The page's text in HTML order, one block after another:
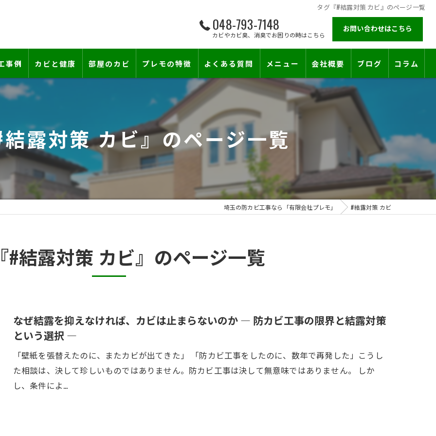
タグ『#結露対策 カビ』のページ一覧
048-793-7148
カビやカビ臭、消臭でお困りの時はこちら
お問い合わせはこちら
―
事例 カビと健康 部屋のカビ
壁紙下地防カビ工事
壁紙カビ・壁紙下地のカビ
カビと結露対策
『またか…』の天井結露クレームに終止符を。賃貸オーナー様が最後に頼る専門工事
半地下・地下室のカビ
プレモの特徴
床下のカビ
建築中のカビ
漏水事故のカビ
雨漏りによるカビ
コンクリートのカビ
部屋の除菌消臭
よくある質問 メニュー 会社概要
施工対応エリア
ブログ コラム
露対策 カビ』のページ一覧
埼玉の防カビ工事なら「有限会社プレモ」 #結露対策 カビ
#結露対策 カビ』のページ一覧
なぜ結露を抑えなければ、カビは止まらないのか ― 防カビ工事の限界と結露対策
という選択 ―
「壁紙を張替えたのに、またカビが出てきた」 「防カビ工事をしたのに、数年で再発した」こうし
た相談は、決して珍しいものではありません。防カビ工事は決して無意味ではありません。 しか
し、条件によ…